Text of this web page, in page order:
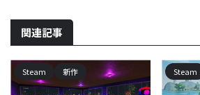
関連記事
Steam 新作 Steam